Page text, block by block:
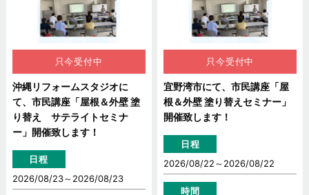
只今受付中
沖縄リフォームスタジオに
て、市民講座「屋根＆外壁 塗
り替え サテライトセミナ
ー」開催致します！
日程
2026/08/23～2026/08/23
只今受付中
宜野湾市にて、市民講座「屋
根＆外壁 塗り替えセミナー」
開催致します！
日程
2026/08/22～2026/08/22
時間